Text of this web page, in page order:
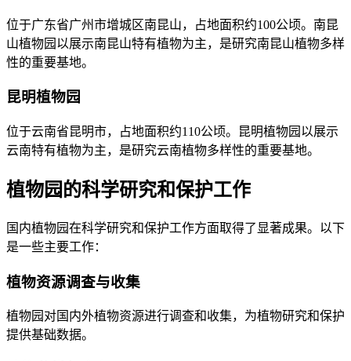
位于广东省广州市增城区南昆山，占地面积约100公顷。南昆
山植物园以展示南昆山特有植物为主，是研究南昆山植物多样
性的重要基地。
昆明植物园
位于云南省昆明市，占地面积约110公顷。昆明植物园以展示
云南特有植物为主，是研究云南植物多样性的重要基地。
植物园的科学研究和保护工作
国内植物园在科学研究和保护工作方面取得了显著成果。以下
是一些主要工作：
植物资源调查与收集
植物园对国内外植物资源进行调查和收集，为植物研究和保护
提供基础数据。